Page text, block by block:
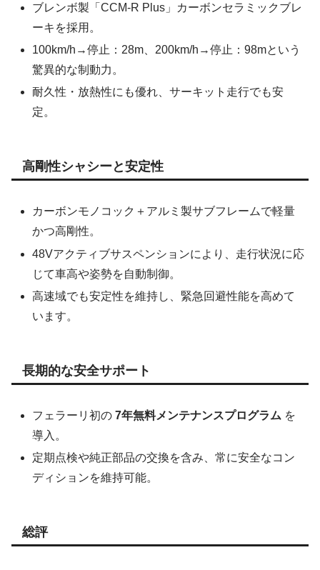
ブレンボ製「CCM-R Plus」カーボンセラミックブレ
ーキを採用。
100km/h→停止：28m、200km/h→停止：98mという
驚異的な制動力。
耐久性・放熱性にも優れ、サーキット走行でも安
定。
高剛性シャシーと安定性
カーボンモノコック＋アルミ製サブフレームで軽量
かつ高剛性。
48Vアクティブサスペンションにより、走行状況に応
じて車高や姿勢を自動制御。
高速域でも安定性を維持し、緊急回避性能を高めて
います。
長期的な安全サポート
フェラーリ初の7年無料メンテナンスプログラム を
導入。
定期点検や純正部品の交換を含み、常に安全なコン
ディションを維持可能。
総評